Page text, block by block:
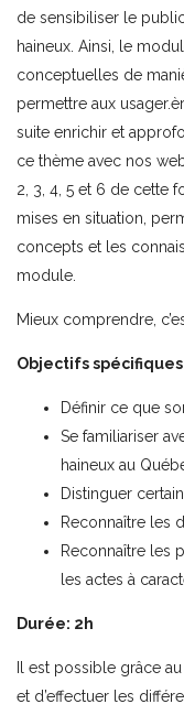
de sensibiliser le
haineux. Ainsi, le
conceptuelles de
permettre aux
suite enrichir et
ce thème avec nos
2, 3, 4, 5 et 6 de cette
mises en situation,
concepts et les
module.
Mieux comprendre,
Objectifs spécifiques
Définir ce que
Se familiariser
haineux au
Distinguer
Reconnaître les
Reconnaître les
les actes à
Durée: 2h
Il est possible grâce
et d’effectuer les